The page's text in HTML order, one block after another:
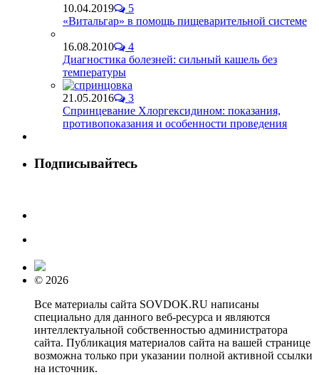
10.04.2019
5
«Витальгар» в помощь пищеварительной системе
16.08.2010
4
Диагностика болезней: сильный кашель без
температуры
21.05.2016
3
Спринцевание Хлоргексидином: показания,
противопоказания и особенности проведения
Подписывайтесь
© 2026
Все материалы сайта SOVDOK.RU написаны
специально для данного веб-ресурса и являются
интеллектуальной собственностью администратора
сайта. Публикация материалов сайта на вашей странице
возможна только при указании полной активной ссылки
на источник.